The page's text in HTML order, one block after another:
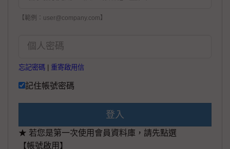
【範例：user@company.com】
忘記密碼 重寄啟用信
記住帳號密碼
登入
★ 若您是第一次使用會員資料庫，請先點選
【帳號啟用】